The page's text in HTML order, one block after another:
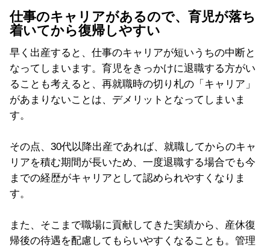
仕事のキャリアがあるので、育児が落ち
着いてから復帰しやすい
早く出産すると、仕事のキャリアが短いうちの中断と
なってしまいます。育児をきっかけに退職する方がい
ることも考えると、再就職時の切り札の「キャリア」
があまりないことは、デメリットとなってしまいま
す。
その点、30代以降出産であれば、就職してからのキャ
リアを積む期間が長いため、一度退職する場合でも今
までの経歴がキャリアとして認められやすくなりま
す。
また、そこまで職場に貢献してきた実績から、産休復
帰後の待遇を配慮してもらいやすくなることも。管理